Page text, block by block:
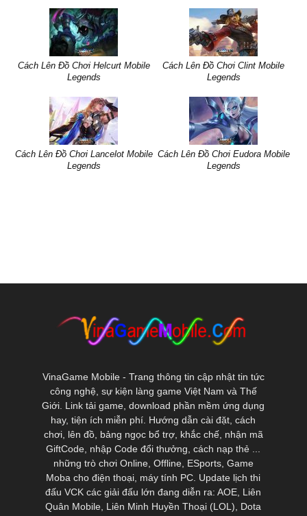
Cách Lên Đồ Chơi Helcurt Mobile
Legends
Cách Lên Đồ Chơi Clint Mobile
Legends
Cách Lên Đồ Chơi Lancelot Mobile
Legends
Cách Lên Đồ Chơi Eudora Mobile
Legends
VinaGame Mobile - Trang thông tin cập nhật tin tức
công nghệ, sự kiện làng game Việt Nam và Thế
Giới. Link tải game, download phần mềm ứng dụng
hay, tiện ích miễn phí. Hướng dẫn cài đặt, cách
chơi, lên đồ, bảng ngọc bổ trợ, khắc chế, nhận mã
GiftCode, nhập Code đổi thưởng, cách nạp thẻ ...
những trò chơi Online, Offline, ESports, Game
Moba cho điện thoại, máy tính PC. Update lịch thi
đấu VCK các giải đấu lớn đang diễn ra: AOE, Liên
Quân Mobile, Liên Minh Huyền Thoại (LOL), Dota